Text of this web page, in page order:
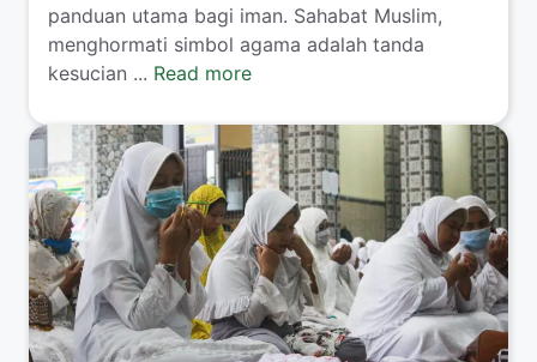
panduan utama bagi iman. Sahabat Muslim,
menghormati simbol agama adalah tanda
kesucian ... Read more